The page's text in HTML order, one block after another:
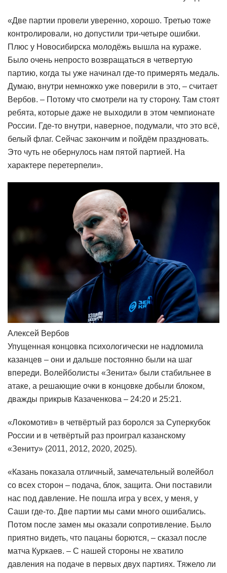
«Две партии провели уверенно, хорошо. Третью тоже
контролировали, но допустили три-четыре ошибки.
Плюс у Новосибирска молодёжь вышла на кураже.
Было очень непросто возвращаться в четвертую
партию, когда ты уже начинал где-то примерять медаль.
Думаю, внутри немножко уже поверили в это, – считает
Вербов. – Потому что смотрели на ту сторону. Там стоят
ребята, которые даже не выходили в этом чемпионате
России. Где-то внутри, наверное, подумали, что это всё,
белый флаг. Сейчас закончим и пойдём праздновать.
Это чуть не обернулось нам пятой партией. На
характере перетерпели».
Алексей Вербов
Упущенная концовка психологически не надломила
казанцев – они и дальше постоянно были на шаг
впереди. Волейболисты «Зенита» были стабильнее в
атаке, а решающие очки в концовке добыли блоком,
дважды прикрыв Казаченкова – 24:20 и 25:21.
«Локомотив» в четвёртый раз боролся за Суперкубок
России и в четвёртый раз проиграл казанскому
«Зениту» (2011, 2012, 2020, 2025).
«Казань показала отличный, замечательный волейбол
со всех сторон – подача, блок, защита. Они поставили
нас под давление. Не пошла игра у всех, у меня, у
Саши где-то. Две партии мы сами много ошибались.
Потом после замен мы оказали сопротивление. Было
приятно видеть, что пацаны борются, – сказал после
матча Куркаев. – С нашей стороны не хватило
давления на подаче в первых двух партиях. Тяжело ли